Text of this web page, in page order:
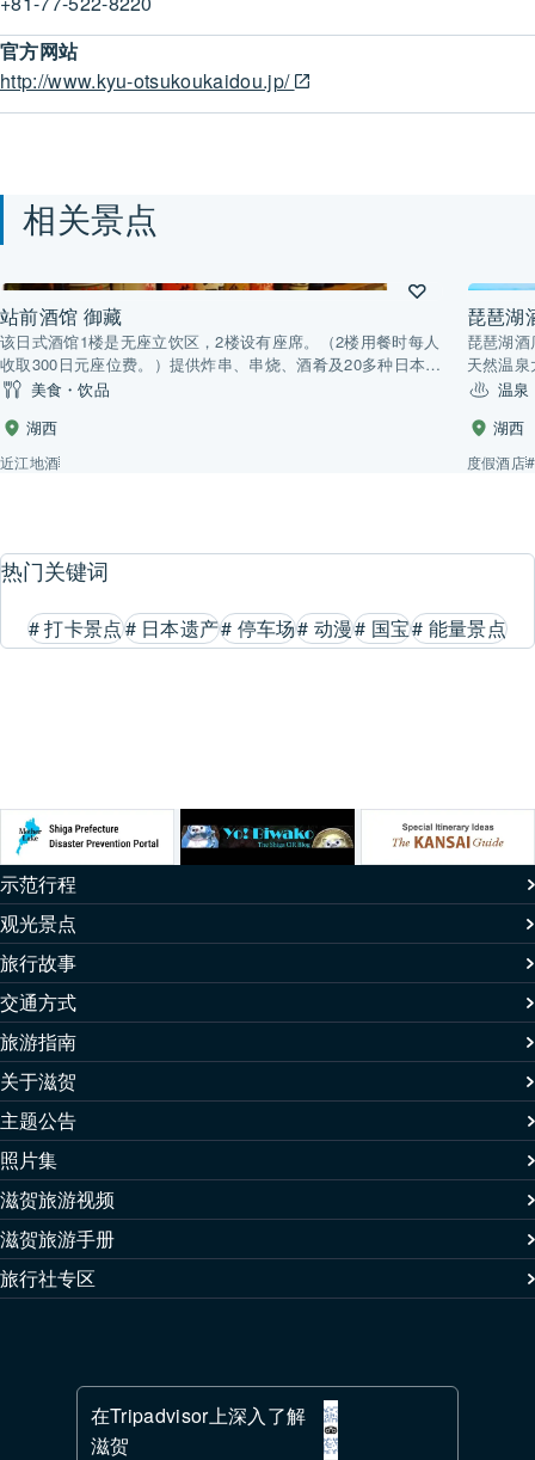
官方网站
http://www.kyu-otsukoukaidou.jp/
相关景点
站前酒馆 御藏
该日式酒馆1楼是无座立饮区，2楼设有座席。（2楼用餐时每人
收取300日元座位费。）提供炸串、串烧、酒肴及20多种日本
酒。美食・饮品
湖西
近江地酒
琵琶湖
琵琶湖
天然温
内，舒
温泉
湖西
度假酒店
热门关键词
打卡景点
# 日本遗产
# 停车场
# 动漫
# 国宝
# 能量景点
#
示范行程
观光景点
旅行故事
交通方式
旅游指南
关于滋贺
主题公告
照片集
滋贺旅游视频
滋贺旅游手册
旅行社专区
在Tripadvisor上深入了解
滋贺